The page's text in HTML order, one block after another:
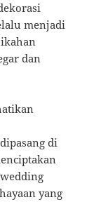
menjadi
dan
di
yang